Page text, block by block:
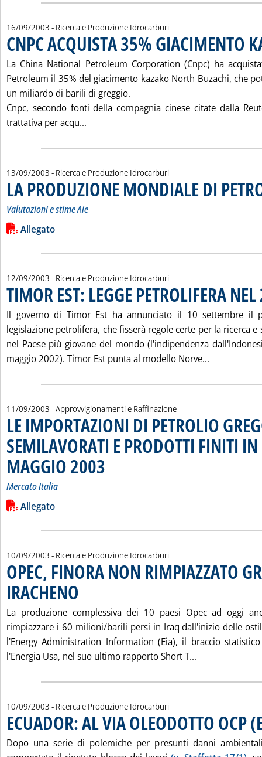
16/09/2003 - Ricerca e Produzione Idrocarburi
CNPC ACQUISTA 35% GIACIMENTO
La China National Petroleum Corporation (Cnpc) ha
Petroleum il 35% del giacimento kazako North Buzachi, che
un miliardo di barili di greggio.
Cnpc, secondo fonti della compagnia cinese citate dalla
trattativa per acqu...
13/09/2003 - Ricerca e Produzione Idrocarburi
LA PRODUZIONE MONDIALE DI
Valutazioni e stime Aie
Leggi tutta la notizia: 'LA PRODUZIONE MONDIALE DI
Lista allegati PDF alla notizia
Allegato
12/09/2003 - Ricerca e Produzione Idrocarburi
TIMOR EST: LEGGE PETROLIFERA
. Pubblicata venerdì 12 settembre 2003 alle 15.22.
Il governo di Timor Est ha annunciato il 10 settembre il
legislazione petrolifera, che fisserà regole certe per la ricerca
nel Paese più giovane del mondo (l'indipendenza
maggio 2002). Timor Est punta al modello Norve...
11/09/2003 - Approvvigionamenti e Raffinazione
LE IMPORTAZIONI DI PETROLIO
SEMILAVORATI E PRODOTTI FINITI
MAGGIO 2003
. Sottotitolo: Mercato Italia
. Pubblicata giovedì 11 settembre 2003 alle 15.8.
Mercato Italia
Leggi tutta la notizia: 'LE IMPORTAZIONI DI PETROLIO
Lista allegati PDF alla notizia
Allegato
10/09/2003 - Ricerca e Produzione Idrocarburi
OPEC, FINORA NON RIMPIAZZATO
IRACHENO
La produzione complessiva dei 10 paesi Opec ad oggi
rimpiazzare i 60 milioni/barili persi in Iraq dall'inizio delle
l'Energy Administration Information (Eia), il braccio
l'Energia Usa, nel suo ultimo rapporto Short T...
10/09/2003 - Ricerca e Produzione Idrocarburi
ECUADOR: AL VIA OLEODOTTO OCP
Dopo una serie di polemiche per presunti danni